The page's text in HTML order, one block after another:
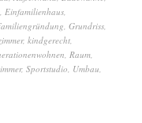
, Einfamilienhaus,
, Grundriss,
, kindgerecht,
, Raum,
, Sportstudio, Umbau,